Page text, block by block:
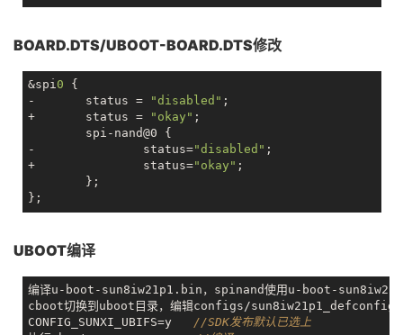
BOARD.DTS/UBOOT-BOARD.DTS修改
&spi0 {
-	status =
"disabled" ;
+	status =
"okay" ;
-		status="disabled" ;
+		status="okay" ;
UBOOT编译
编译u-boot-sun8iw21p1.bin，spinand使用u-boot-
cboot切换到uboot目录，编辑configs/sun8iw21p1_defconfig
CONFIG_SUNXI_UBIFS=y //SDK发布默认已选上